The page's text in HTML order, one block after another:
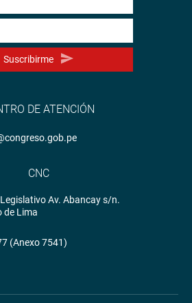
Suscribirme
DE ATENCIÓN
CNC
Av. Abancay s/n.
de Lima
(Anexo 7541)